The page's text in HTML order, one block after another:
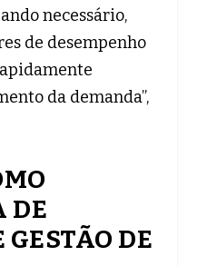
necessário,
de desempenho
da demanda”,
DE
DE